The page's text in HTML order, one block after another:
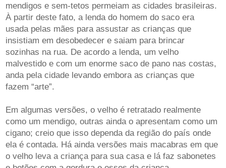
mendigos e sem-tetos permeiam as cidades brasileiras.
À partir deste fato, a lenda do homem do saco era
usada pelas mães para assustar as crianças que
insistiam em desobedecer e saiam para brincar
sozinhas na rua. De acordo a lenda, um velho
malvestido e com um enorme saco de pano nas costas,
anda pela cidade levando embora as crianças que
fazem “arte”.
Em algumas versões, o velho é retratado realmente
como um mendigo, outras ainda o apresentam como um
cigano; creio que isso dependa da região do país onde
ela é contada. Há ainda versões mais macabras em que
o velho leva a criança para sua casa e lá faz sabonetes